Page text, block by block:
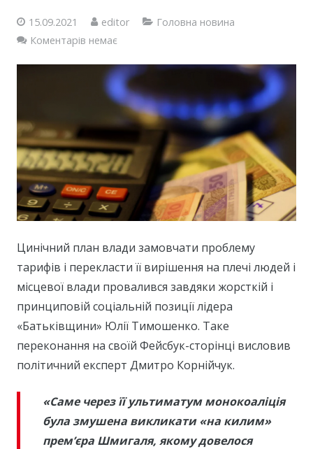
Контакти
15.09.2021 editor
Головна новина
Коментарів немає
Цинічний план влади замовчати проблему
тарифів і перекласти її вирішення на плечі людей і
місцевої влади провалився завдяки жорсткій і
принциповій соціальній позиції лідера
«Батьківщини» Юлії Тимошенко. Таке
переконання на своїй Фейсбук-сторінці висловив
політичний експерт Дмитро Корнійчук.
«Саме через її ультиматум монокоаліція
була змушена викликати «на килим»
прем’єра Шмигаля, якому довелося